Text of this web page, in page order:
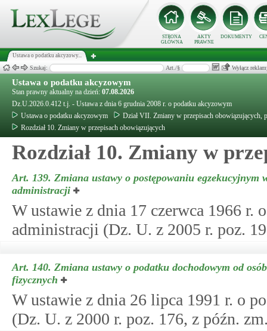
STRONA
GŁÓWNA
AKTY
PRAWNE
DOKUMENTY
Ustawa o podatku akcyzowy...
Szukaj: Art./§ Wyłącz
Ustawa o podatku akcyzowym
Stan prawny aktualny na dzień: 07.08.2026
Dz.U.2026.0.412 t.j. - Ustawa z dnia 6 grudnia 2008 r. o podatku akcyzowym
Ustawa o podatku akcyzowym
Dział VII. Zmiany w przepisach obowiązujących,
Rozdział 10. Zmiany w przepisach obowiązujących
Rozdział 10. Zmiany w
Art. 139. Zmiana ustawy o postępowaniu egzekucyjnym
administracji
W ustawie z dnia 17 czerwca 1966 r.
administracji (Dz. U. z 2005 r. poz.
Art. 140. Zmiana ustawy o podatku dochodowym od osób
fizycznych
W ustawie z dnia 26 lipca 1991 r. o
(Dz. U. z 2000 r. poz. 176, z późn.